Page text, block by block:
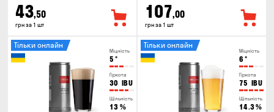
43,50
грн за 1 шт
107,00
грн за 1 шт
Міцність
5 °
Гіркота
30 IBU
Щільність
13 %
Тільки онлайн
Міцність
6 °
Гіркота
75 IBU
Щільність
14.3%
Тільки онлайн